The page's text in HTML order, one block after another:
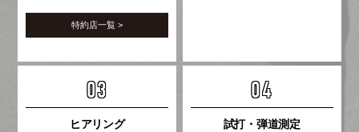
特約店一覧 >
03
ヒアリング
04
試打・弾道測定